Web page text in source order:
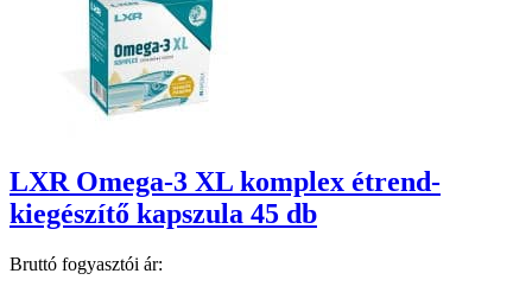
LXR Omega-3 XL komplex étrend-
kiegészítő kapszula 45 db
Bruttó fogyasztói ár: